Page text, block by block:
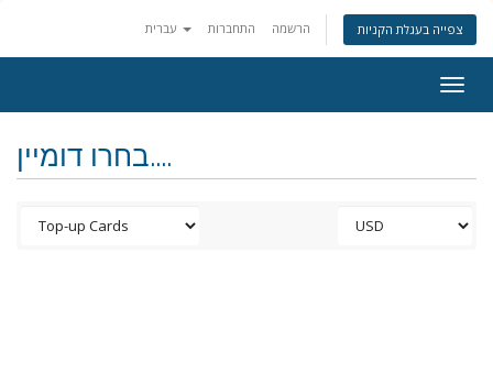
התחברות הרשמה צפייה בעגלת הקניות
בחרו דומיין....